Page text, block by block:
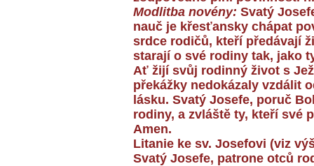
Modlitba novény: Svatý
nauč je křesťansky chápat
srdce rodičů, kteří předávají
starají o své rodiny tak, jako
Ať žijí svůj rodinný život s
překážky nedokázaly vzdálit
lásku. Svatý Josefe, poruč
rodiny, a zvláště ty, kteří své
Amen.
Litanie ke sv. Josefovi (viz
Svatý Josefe, patrone otců